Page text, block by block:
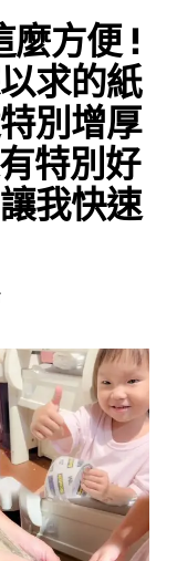
麼方便 !
求的紙
別增厚
特別好
我快速